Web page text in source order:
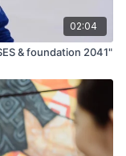
02:04
"The undaunted walk to the south pole SES & foundation 2041"